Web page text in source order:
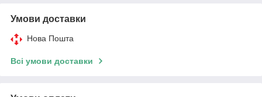
Умови доставки
Нова Пошта
Всі умови доставки